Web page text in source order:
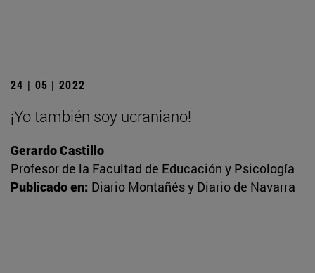
24 | 05 | 2022
¡Yo también soy ucraniano!
Gerardo Castillo
Profesor de la Facultad de Educación y Psicología
Publicado en: Diario Montañés y Diario de Navarra